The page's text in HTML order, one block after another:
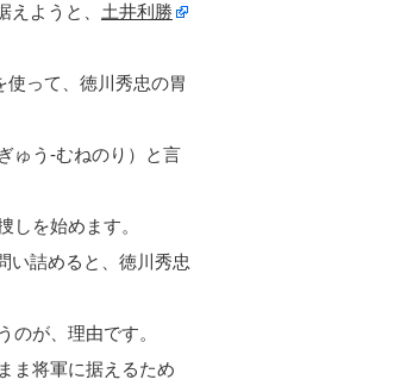
えようと、 土井利勝
って、徳川秀忠の胃
ゅう-むねのり）と言
しを始めます。
い詰めると、徳川秀忠
が、理由です。
ま将軍に据えるため